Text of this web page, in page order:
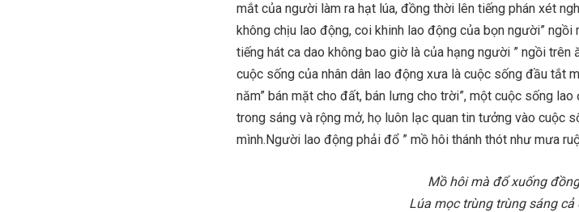
mắt của người làm ra hạt lúa, đồng thời lên tiếng phán xét
không chịu lao động, coi khinh lao động của bọn người” ngồi
tiếng hát ca dao không bao giờ là của hạng người ” ngồi trên
cuộc sống của nhân dân lao động xưa là cuộc sống đầu tắt
năm” bán mặt cho đất, bán lưng cho trời”, một cuộc sống
trong sáng và rộng mở, họ luôn lạc quan tin tưởng vào cuộc
mình.Người lao động phải đổ ” mồ hôi thánh thót như mưa
Mồ hôi mà đổ xuống đồng
Lúa mọc trùng trùng sáng cả